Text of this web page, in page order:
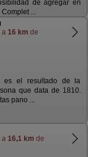
de agregar en
...
a 16 km de
es el resultado de la
que data de 1810.
pano ...
a 16,1 km de